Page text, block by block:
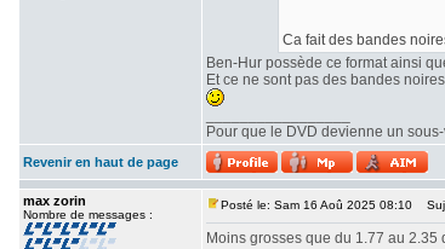
Ca fait des bandes
Ben-Hur possède ce format ainsi
Et ce ne sont pas des bandes
Pour que le DVD devienne un
Revenir en haut de page
max zorin
Nombre de messages :
Posté le: Sam 16 Aoû 2025 08:10
Moins grosses que du 1.77 au